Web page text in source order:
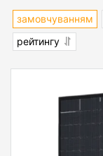
замовчуванням
рейтингу